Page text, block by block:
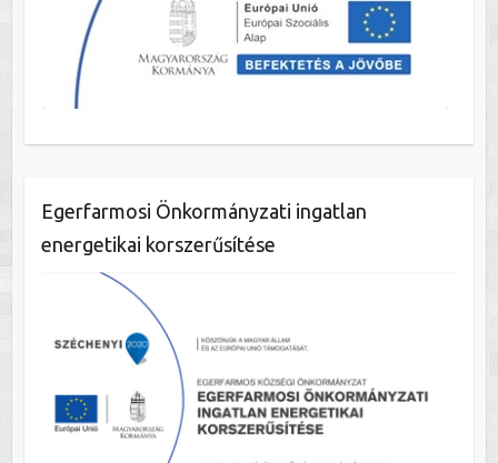
Egerfarmosi Önkormányzati ingatlan
energetikai korszerűsítése